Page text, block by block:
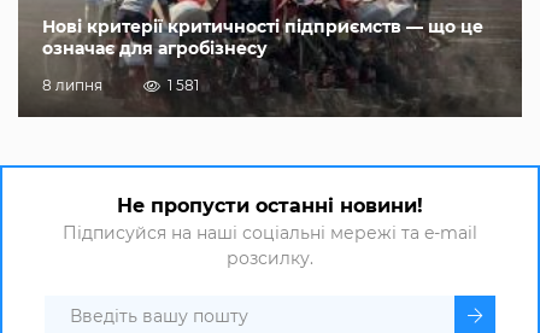
Нові критерії критичності підприємств — що це
означає для агробізнесу
8 липня 1 581
Не пропусти останні новини!
Підписуйся на наші соціальні мережі та e-mail
розсилку.